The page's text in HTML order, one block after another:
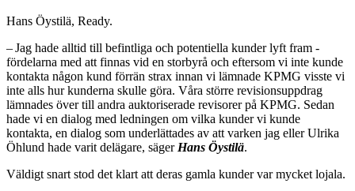
Hans Öystilä, Ready.
– Jag hade alltid till befintliga och potentiella kunder lyft fram ­
fördelarna med att finnas vid en storbyrå och eftersom vi inte kunde
kontakta någon kund förrän strax innan vi lämnade KPMG visste vi
inte alls hur kunderna skulle göra. Våra större revisionsuppdrag
lämnades över till andra auktoriserade revisorer på KPMG. Sedan
hade vi en dialog med ledningen om vilka kunder vi kunde
kontakta, en dialog som underlättades av att varken jag eller Ulrika
Öhlund hade varit delägare, sägerHans Öystilä.
Väldigt snart stod det klart att deras gamla kunder var mycket lojala.